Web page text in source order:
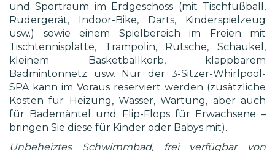
und Sportraum im Erdgeschoss (mit Tischfußball,
Rudergerät, Indoor-Bike, Darts, Kinderspielzeug
usw.) sowie einem Spielbereich im Freien mit
Tischtennisplatte, Trampolin, Rutsche, Schaukel,
kleinem Basketballkorb, klappbarem
Badmintonnetz usw. Nur der 3-Sitzer-Whirlpool-
SPA kann im Voraus reserviert werden (zusätzliche
Kosten für Heizung, Wasser, Wartung, aber auch
für Bademäntel und Flip-Flops für Erwachsene –
bringen Sie diese für Kinder oder Babys mit).
Unbeheiztes Schwimmbad, frei verfügbar von